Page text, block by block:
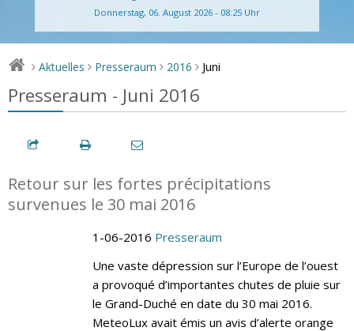
Donnerstag, 06. August 2026 - 08:25 Uhr
> Aktuelles > Presseraum > 2016 > Juni
Presseraum - Juni 2016
Retour sur les fortes précipitations
survenues le 30 mai 2016
1-06-2016 Presseraum
Une vaste dépression sur l’Europe de l’ouest
a provoqué d’importantes chutes de pluie sur
le Grand-Duché en date du 30 mai 2016.
MeteoLux avait émis un avis d’alerte orange